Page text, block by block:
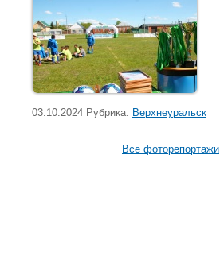
03.10.2024 Рубрика: Верхнеуральск
Все фоторепортажи